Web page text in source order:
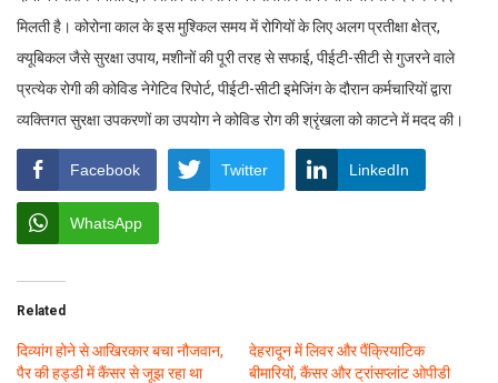
मिलती है। कोरोना काल के इस मुश्किल समय में रोगियों के लिए अलग प्रतीक्षा क्षेत्र,
क्यूबिकल जैसे सुरक्षा उपाय, मशीनों की पूरी तरह से सफाई, पीईटी-सीटी से गुजरने वाले
प्रत्येक रोगी की कोविड नेगेटिव रिपोर्ट, पीईटी-सीटी इमेजिंग के दौरान कर्मचारियों द्वारा
व्यक्तिगत सुरक्षा उपकरणों का उपयोग ने कोविड रोग की श्रृंखला को काटने में मदद की।
Facebook Twitter LinkedIn
WhatsApp
Related
दिव्यांग होने से आखिरकार बचा नौजवान,
पैर की हड्डी में कैंसर से जूझ रहा था
देहरादून में लिवर और पैंक्रियाटिक
बीमारियों, कैंसर और ट्रांसप्लांट ओपीडी